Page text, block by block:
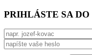
PRIHLÁSTE SA